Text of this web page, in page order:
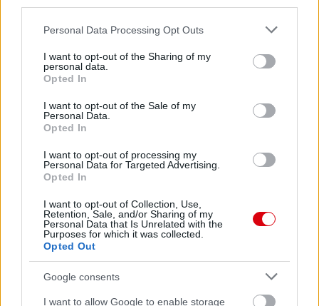
Please note that this website/app uses one or more Google
not limited to your visit or usage behaviour. You may click to
grant or deny consent to Google and its third-party tags to
use your data for below specified purposes in below Google
consent section.
Personal Data Processing Opt Outs
I want to opt-out of the Sharing of my
personal data.
Opted In
I want to opt-out of the Sale of my
Personal Data.
Opted In
I want to opt-out of processing my
Personal Data for Targeted Advertising.
Opted In
I want to opt-out of Collection, Use,
Retention, Sale, and/or Sharing of my
Personal Data that Is Unrelated with the
Purposes for which it was collected.
Opted Out
Google consents
I want to allow Google to enable storage